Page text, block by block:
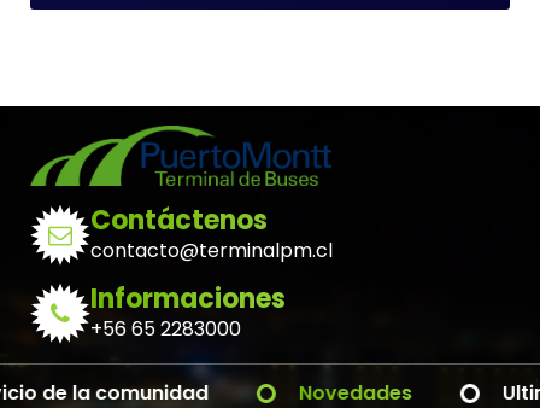
Contáctenos
contacto@terminalpm.cl
Informaciones
+56 65 2283000
Pronto nuevas novedades Al servicio